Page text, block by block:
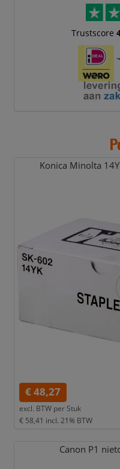
Trustscore
Konica Minolta
€ 48,27
excl. BTW per Stuk
€ 58,41 incl. 21% BTW
Canon P1